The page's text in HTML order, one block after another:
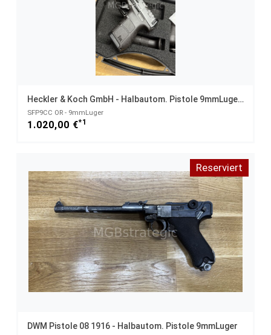
Heckler & Koch GmbH - Halbautom. Pistole 9mmLuger SFP9 CC OR
SFP9CC OR - 9mmLuger
1.020,00 €*1
Reserviert
DWM Pistole 08 1916 - Halbautom. Pistole 9mmLuger